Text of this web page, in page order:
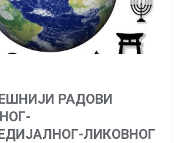
РАДОВИ
ЛИКОВНОГ